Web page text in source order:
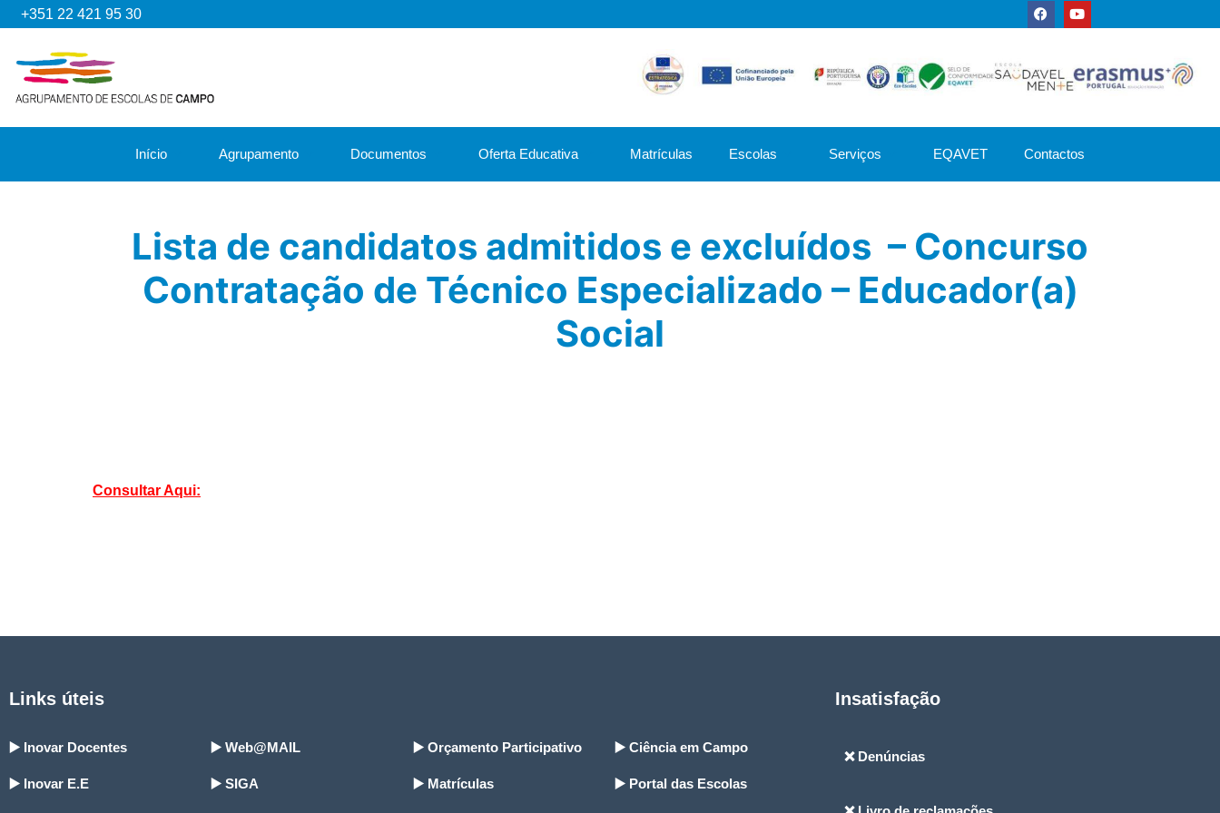
+351 22 421 95 30
Início Agrupamento Documentos Oferta Educativa Matrículas Escolas Serviços EQAVET Contactos
Lista de candidatos admitidos e excluídos – Concurso
Contratação de Técnico Especializado – Educador(a)
Social
Consultar Aqui:
Links úteis
▶️ Inovar Docentes
▶️ Inovar E.E
▶️ Web@MAIL
▶️ SIGA
▶️ Orçamento Participativo
▶️ Matrículas
▶️ Ciência em Campo
▶️ Portal das Escolas
Insatisfação
❌ Denúncias